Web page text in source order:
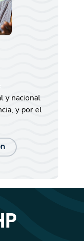
y nacional
y por el